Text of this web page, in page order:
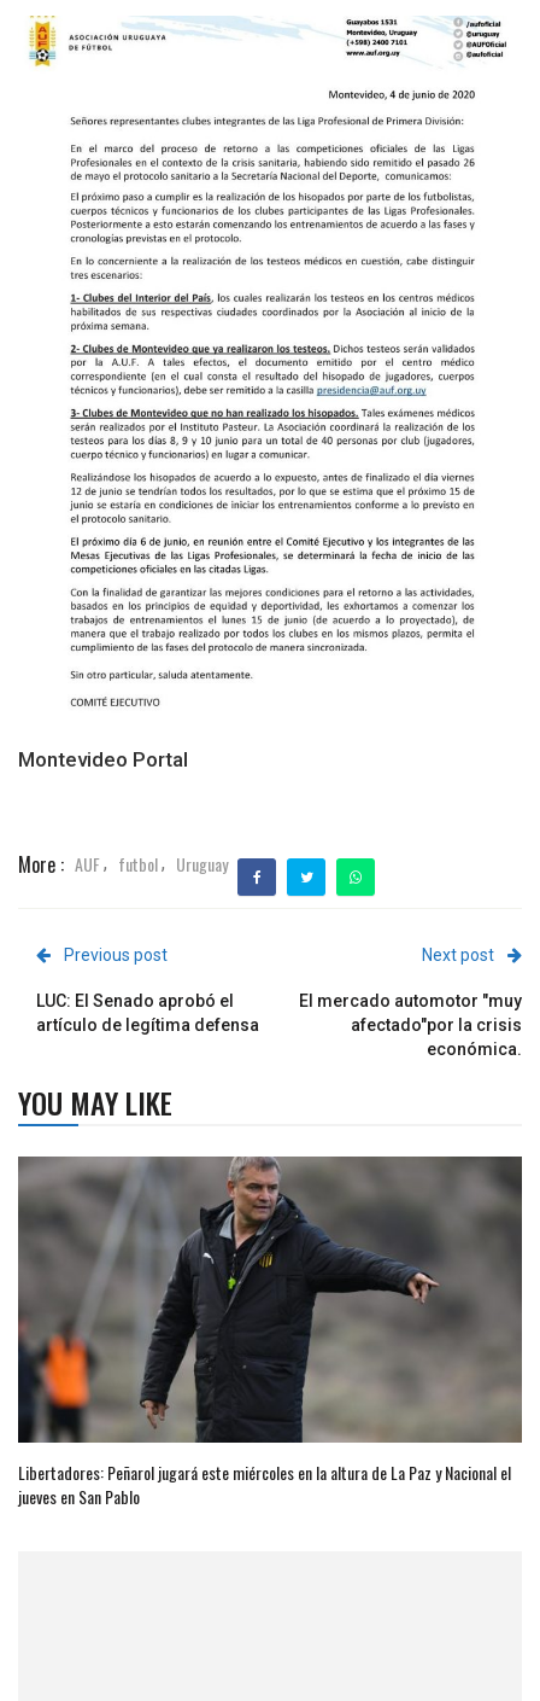
Montevideo Portal
More : AUF, futbol, Uruguay
Previous post
LUC: El Senado aprobó el
artículo de legítima defensa
Next post
El mercado automotor "muy
afectado"por la crisis
económica.
YOU MAY LIKE
Libertadores: Peñarol jugará este miércoles en la altura de La Paz y Nacional el
jueves en San Pablo